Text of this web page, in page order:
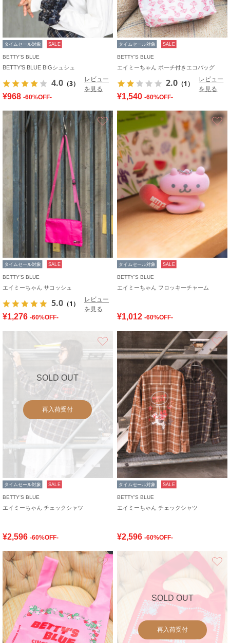
タイムセール対象 SALE
BETTY'S BLUE
BETTY’S BLUE BIGシュシュ
4.0 （3）
レビュー
を見る
¥968 -60%OFF-
タイムセール対象 SALE
BETTY'S BLUE
エイミーちゃん ポーチ付きエコバッグ
2.0 （1）
レビュー
を見る
¥1,540 -60%OFF-
お気に入り
タイムセール対象 SALE
BETTY'S BLUE
エイミーちゃん サコッシュ
5.0 （1）
レビュー
を見る
¥1,276 -60%OFF-
タイムセール対象 SALE
BETTY'S BLUE
エイミーちゃん フロッキーチャーム
¥1,012 -60%OFF-
SOLD OUT
再入荷受付
タイムセール対象 SALE
BETTY'S BLUE
エイミーちゃん チェックシャツ
¥2,596 -60%OFF-
タイムセール対象 SALE
BETTY'S BLUE
エイミーちゃん チェックシャツ
¥2,596 -60%OFF-
お気に入り
SOLD OUT
再入荷受付